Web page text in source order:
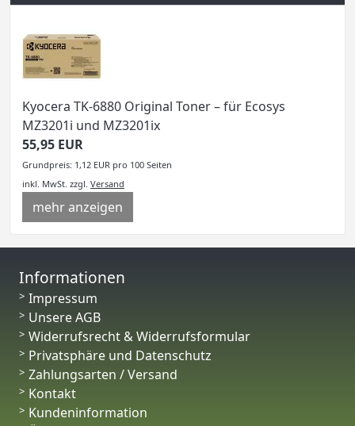
Kyocera TK-6880 Original Toner – für Ecosys
MZ3201i und MZ3201ix
55,95 EUR
Grundpreis: 1,12 EUR pro 100 Seiten
inkl. MwSt. zzgl. Versand
mehr anzeigen
Informationen
Impressum
Unsere AGB
Widerrufsrecht & Widerrufsformular
Privatsphäre und Datenschutz
Zahlungsarten / Versand
Kontakt
Kundeninformation